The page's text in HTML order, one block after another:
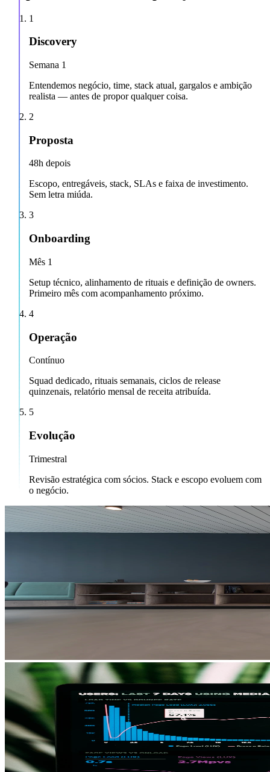
1
Discovery
Semana 1
Entendemos negócio, time, stack atual, gargalos e ambição
realista — antes de propor qualquer coisa.
2
Proposta
48h depois
Escopo, entregáveis, stack, SLAs e faixa de investimento.
Sem letra miúda.
3
Onboarding
Mês 1
Setup técnico, alinhamento de rituais e definição de owners.
Primeiro mês com acompanhamento próximo.
4
Operação
Contínuo
Squad dedicado, rituais semanais, ciclos de release
quinzenais, relatório mensal de receita atribuída.
5
Evolução
Trimestral
Revisão estratégica com sócios. Stack e escopo evoluem com
o negócio.